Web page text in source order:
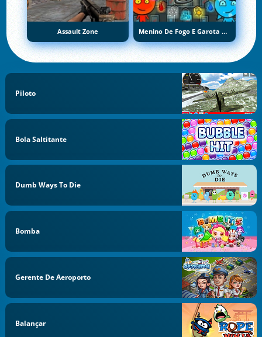
Assault Zone Menino De Fogo E Garota De Água 5: Elementos
Piloto
Bola Saltitante
Dumb Ways To Die
Bomba
Gerente De Aeroporto
Balançar